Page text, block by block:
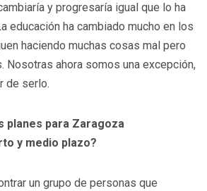
y progresaría igual que lo ha
educación ha cambiado mucho en los
haciendo muchas cosas mal pero
Nosotras ahora somos una excepción,
de serlo.
planes para Zaragoza
y medio plazo?
un grupo de personas que